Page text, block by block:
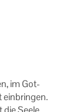
im Got­
ein­brin­gen.